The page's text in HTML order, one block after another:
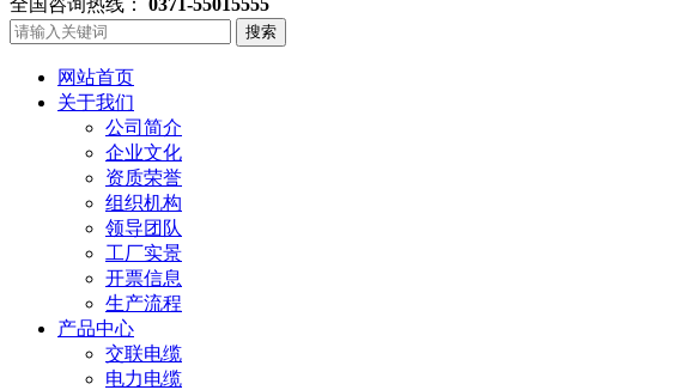
全国咨询热线： 0371-55015555
搜索
网站首页
关于我们
公司简介
企业文化
资质荣誉
组织机构
领导团队
工厂实景
开票信息
生产流程
产品中心
交联电缆
电力电缆